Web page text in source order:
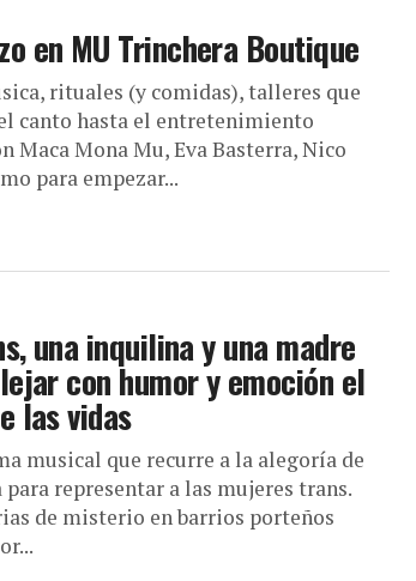
en MU Trinchera Boutique
rituales (y comidas), talleres que
canto hasta el entretenimiento
Maca Mona Mu, Eva Basterra, Nico
para empezar...
una inquilina y una madre
con humor y emoción el
las vidas
musical que recurre a la alegoría de
representar a las mujeres trans.
de misterio en barrios porteños